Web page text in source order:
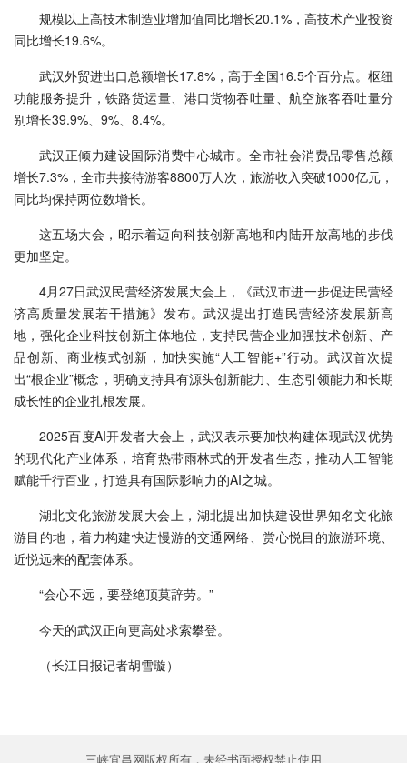
规模以上高技术制造业增加值同比增长20.1%，高技术产业投资
同比增长19.6%。
武汉外贸进出口总额增长17.8%，高于全国16.5个百分点。枢纽
功能服务提升，铁路货运量、港口货物吞吐量、航空旅客吞吐量分
别增长39.9%、9%、8.4%。
武汉正倾力建设国际消费中心城市。全市社会消费品零售总额
增长7.3%，全市共接待游客8800万人次，旅游收入突破1000亿元，
同比均保持两位数增长。
这五场大会，昭示着迈向科技创新高地和内陆开放高地的步伐
更加坚定。
4月27日武汉民营经济发展大会上，《武汉市进一步促进民营经
济高质量发展若干措施》发布。武汉提出打造民营经济发展新高
地，强化企业科技创新主体地位，支持民营企业加强技术创新、产
品创新、商业模式创新，加快实施“人工智能+”行动。武汉首次提
出“根企业”概念，明确支持具有源头创新能力、生态引领能力和长期
成长性的企业扎根发展。
2025百度AI开发者大会上，武汉表示要加快构建体现武汉优势
的现代化产业体系，培育热带雨林式的开发者生态，推动人工智能
赋能千行百业，打造具有国际影响力的AI之城。
湖北文化旅游发展大会上，湖北提出加快建设世界知名文化旅
游目的地，着力构建快进慢游的交通网络、赏心悦目的旅游环境、
近悦远来的配套体系。
“会心不远，要登绝顶莫辞劳。”
今天的武汉正向更高处求索攀登。
（长江日报记者胡雪璇）
三峡宜昌网版权所有，未经书面授权禁止使用